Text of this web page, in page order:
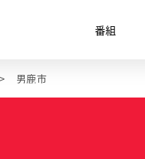
番組
男鹿市